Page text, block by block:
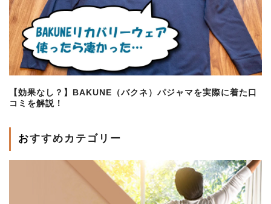
【効果なし？】BAKUNE（バクネ）パジャマを実際に着た口
コミを解説！
おすすめカテゴリー